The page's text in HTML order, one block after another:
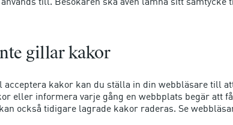
gillar kakor
acceptera kakor kan du ställa in din webbläsare till
eller informera varje gång en webbplats begär att
också tidigare lagrade kakor raderas. Se